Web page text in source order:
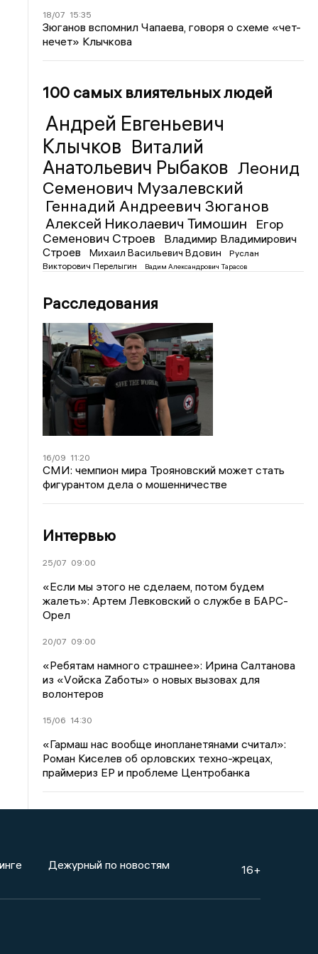
18/07 15:35
Зюганов вспомнил Чапаева, говоря о схеме «чет-
нечет» Клычкова
100 самых влиятельных людей
Андрей Евгеньевич
Клычков Виталий
Анатольевич Рыбаков Леонид
Семенович Музалевский
Геннадий Андреевич Зюганов
Алексей Николаевич Тимошин
Егор
Семенович Строев
Владимир Владимирович
Строев
Михаил Васильевич Вдовин
Руслан
Викторович Перелыгин
Вадим Александрович Тарасов
Расследования
16/09 11:20
СМИ: чемпион мира Трояновский может стать
фигурантом дела о мошенничестве
Интервью
25/07 09:00
«Если мы этого не сделаем, потом будем
жалеть»: Артем Левковский о службе в БАРС-
Орел
20/07 09:00
«Ребятам намного страшнее»: Ирина Салтанова
из «Vойска Zаботы» о новых вызовах для
волонтеров
15/06 14:30
«Гармаш нас вообще инопланетянами считал»:
Роман Киселев об орловских техно-жрецах,
праймериз ЕР и проблеме Центробанка
Дежурный по новостям 16+